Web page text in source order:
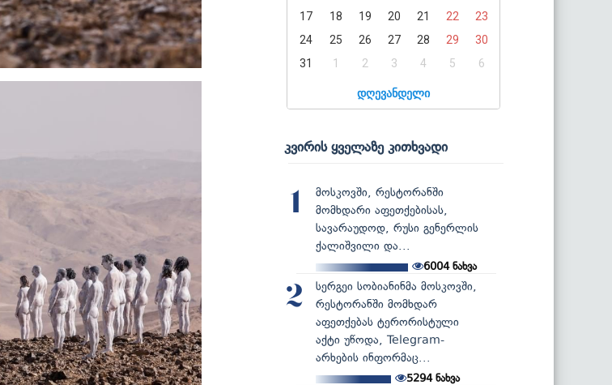
17
18 19 20 21 22
23
24
25 26 27 28 29
30
31
1 2 3 4 5 6
დღევანდელი
კვირის ყველაზე კითხვადი
1
მოსკოვში, რესტორანში
მომხდარი აფეთქებისას,
სავარაუდოდ, რუსი გენერლის
ქალიშვილი და...
6004ნახვა
2
სერგეი სობიანინმა მოსკოვში,
რესტორანში მომხდარ
აფეთქებას ტერორისტული
აქტი უწოდა, Telegram-
არხების ინფორმაც...
5294ნახვა